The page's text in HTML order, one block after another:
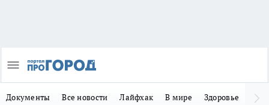
Документы Все новости Лайфхак В мире Здоровье